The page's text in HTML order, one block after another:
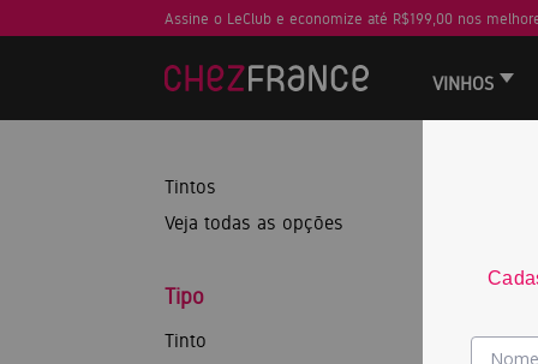
Assine o LeClub e economize até R$199,00 nos
VINHOS
Tintos
Veja todas as opções
Tipo
Tinto